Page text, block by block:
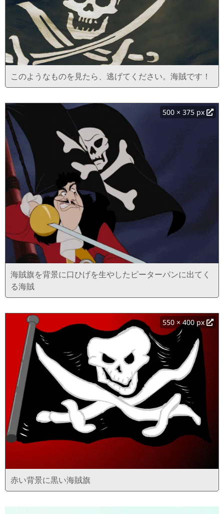
このようなものを見たら、逃げてください。海賊です！
500 × 375 px
海賊旗を背景に口ひげを生やしたピーターパンに出てく
る海賊
550 × 400 px
赤い背景に黒い海賊旗